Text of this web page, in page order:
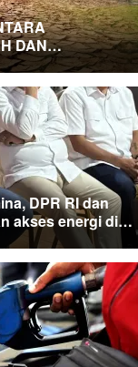
DAN
DPR RI dan
akses energi di